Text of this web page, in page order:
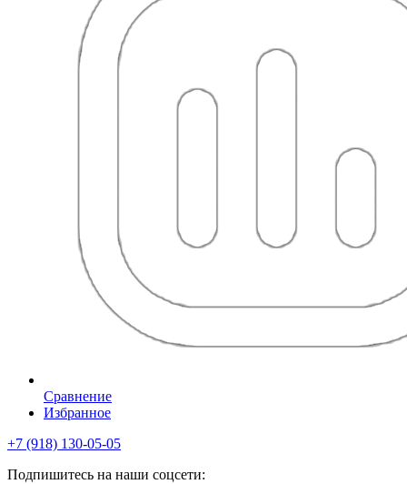
Сравнение
Избранное
+7 (918) 130-05-05
Подпишитесь на наши соцсети: